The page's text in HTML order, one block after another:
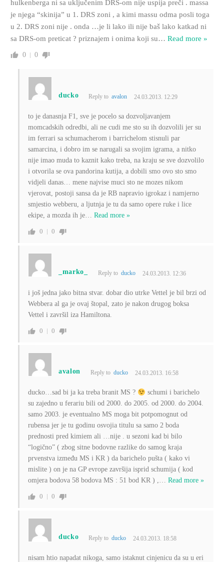
hulkenberga ni sa uključenim DRS-om nije uspija preči . massa
je njega “skinija” u 1. DRS zoni , a kimi massu odma posli toga
u 2. DRS zoni nije . onda …je li lako ili nije baš lako katkad ni
sa DRS-om preticat ? priznajem i onima koji su… Read more »
0 0
ducko Reply toavalon 24.03.2013. 12:29
to je danasnja F1, sve je pocelo sa dozvoljavanjem
momcadskih odredbi, ali ne cudi me sto su ih dozvolili jer su
im ferrari sa schumacherom i barrichelom stisnuli par
samarcina, i dobro im se narugali sa svojim igrama, a nitko
nije imao muda to kaznit kako treba, na kraju se sve dozvolilo
i otvorila se ova pandorina kutija, a dobili smo ovo sto smo
vidjeli danas… mene najvise muci sto ne mozes nikom
vjerovat, postoji sansa da je RB napravio igrokaz i namjerno
smjestio webberu, a ljutnja je tu da samo opere ruke i lice
ekipe, a mozda ih je… Read more »
0 0
_marko_ Reply to ducko 24.03.2013. 12:36
i još jedna jako bitna stvar. dobar dio utrke Vettel je bil brzi od
Webbera al ga je ovaj štopal, zato je nakon drugog boksa
Vettel i završil iza Hamiltona.
0 0
avalon Reply toducko 24.03.2013. 16:58
ducko…sad bi ja ka treba branit MS ?
schumi i barichelo
su zajedno u ferariu bili od 2000. do 2005. od 2000. do 2004.
samo 2003. je eventualno MS moga bit potpomognut od
rubensa jer je tu godinu osvojia titulu sa samo 2 boda
prednosti pred kimiem ali …nije . u sezoni kad bi bilo
“logično” ( zbog sitne bodovne razlike do samog kraja
prvenstva između MS i KR ) da barichelo pušta ( kako vi
mislite ) on je na GP evrope završija isprid schumija ( kod
omjera bodova 58 bodova MS : 51 bod KR ) ,… Read more »
0 0
ducko Reply toducko 24.03.2013. 18:58
nisam htio napadat nikoga, samo istaknut cinjenicu da su u eri